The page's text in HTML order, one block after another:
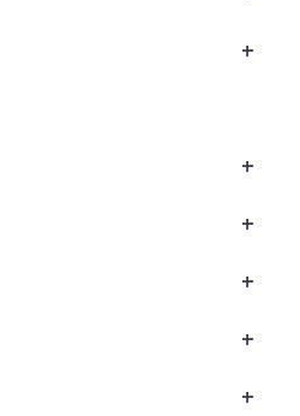
+
+
+
+
+
+